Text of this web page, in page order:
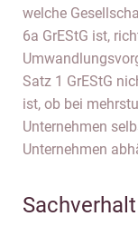
welche
6a GrEStG ist,
Satz 1 GrEStG
ist, ob bei
Unternehmen
Unternehmen